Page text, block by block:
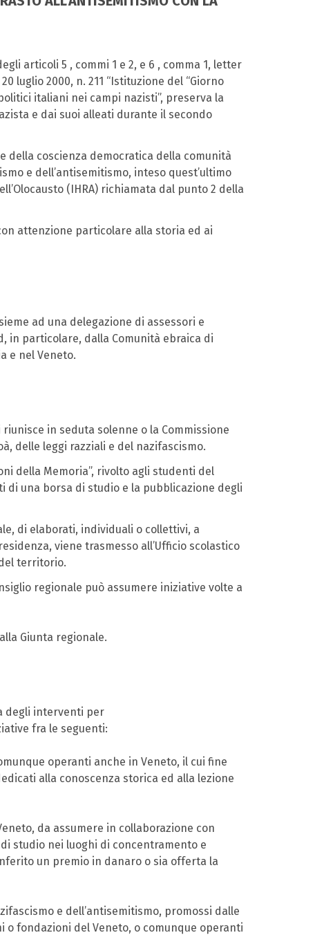
articoli 5 , commi 1 e 2, e 6 , comma 1, letter
luglio 2000, n. 211 “Istituzione del “Giorno
italiani nei campi nazisti”, preserva la
e dai suoi alleati durante il secondo
della coscienza democratica della comunità
e dell’antisemitismo, inteso quest’ultimo
(IHRA) richiamata dal punto 2 della
attenzione particolare alla storia ed ai
ad una delegazione di assessori e
in particolare, dalla Comunità ebraica di
e nel Veneto.
in seduta solenne o la Commissione
delle leggi razziali e del nazifascismo.
della Memoria”, rivolto agli studenti del
di una borsa di studio e la pubblicazione degli
di elaborati, individuali o collettivi, a
viene trasmesso all’Ufficio scolastico
territorio.
regionale può assumere iniziative volte a
Giunta regionale.
degli interventi per
fra le seguenti:
operanti anche in Veneto, il cui fine
alla conoscenza storica ed alla lezione
da assumere in collaborazione con
studio nei luoghi di concentramento e
un premio in danaro o sia offerta la
e dell’antisemitismo, promossi dalle
o fondazioni del Veneto, o comunque operanti